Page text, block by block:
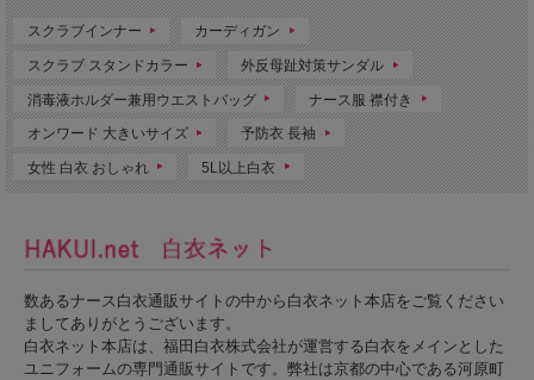
スクラブインナー カーディガン
スクラブ スタンドカラー 外反母趾対策サンダル
消毒液ホルダー兼用ウエストバッグ ナース服 襟付き
オンワード 大きいサイズ 予防衣 長袖
女性 白衣 おしゃれ 5L以上白衣
数あるナース白衣通販サイトの中から白衣ネット本店をご覧ください
ましてありがとうございます。
白衣ネット本店は、福田白衣株式会社が運営する白衣をメインとした
ユニフォームの専門通販サイトです。弊社は京都の中心である河原町